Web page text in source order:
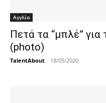
Αγγλία
Πετά τα “μπλέ” για
(photo)
TalentAbout - 18/05/2020